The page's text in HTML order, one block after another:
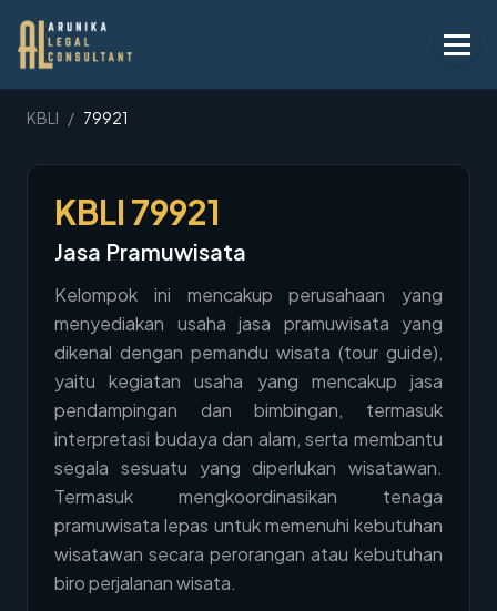
Layanan
Peraturan
KBLI
Tentang
Penawaran
Blog
Hubungi Kami→
Member Area
KBLI / 79921
KBLI 79921
Jasa Pramuwisata
Kelompok ini mencakup perusahaan yang
menyediakan usaha jasa pramuwisata yang
dikenal dengan pemandu wisata (tour guide),
yaitu kegiatan usaha yang mencakup jasa
pendampingan dan bimbingan, termasuk
interpretasi budaya dan alam, serta membantu
segala sesuatu yang diperlukan wisatawan.
Termasuk mengkoordinasikan tenaga
pramuwisata lepas untuk memenuhi kebutuhan
wisatawan secara perorangan atau kebutuhan
biro perjalanan wisata.